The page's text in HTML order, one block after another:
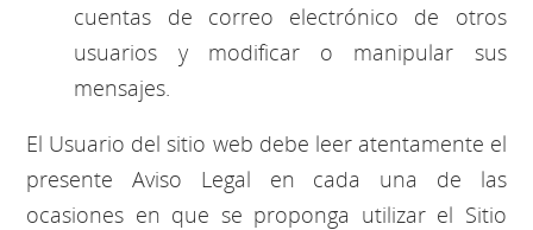
cuentas de correo electrónico de otros
usuarios y modificar o manipular sus
mensajes.
El Usuario del sitio web debe leer atentamente el
presente Aviso Legal en cada una de las
ocasiones en que se proponga utilizar el Sitio